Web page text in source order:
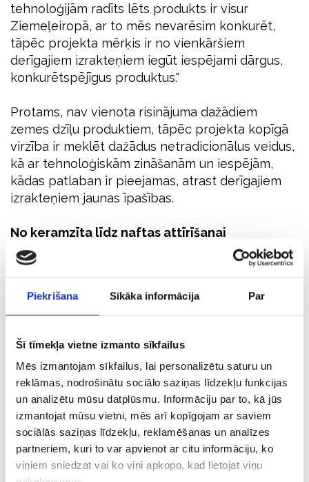
Piekrišana Sīkāka informācija Par
Šī tīmekļa vietne izmanto sīkfailus
Mēs izmantojam sīkfailus, lai personalizētu saturu un
reklāmas, nodrošinātu sociālo saziņas līdzekļu funkcijas
un analizētu mūsu datplūsmu. Informāciju par to, kā jūs
izmantojat mūsu vietni, mēs arī kopīgojam ar saviem
sociālās saziņas līdzekļu, reklamēšanas un analīzes
partneriem, kuri to var apvienot ar citu informāciju, ko
viņiem sniedzat vai ko viņi apkopo, kad lietojat viņu
tehnoloģijām radīts lēts produkts ir visur
Ziemeļeiropā, ar to mēs nevarēsim konkurēt,
tāpēc projekta mērķis ir no vienkāršiem
derīgajiem izrakteņiem iegūt iespējami dārgus,
konkurētspējīgus produktus."
Protams, nav vienota risinājuma dažādiem
zemes dzīļu produktiem, tāpēc projekta kopīgā
virzība ir meklēt dažādus netradicionālus veidus,
kā ar tehnoloģiskām zināšanām un iespējām,
kādas patlaban ir pieejamas, atrast derīgajiem
izrakteņiem jaunas īpašības.
No keramzīta līdz naftas attīrīšanai
Valdis Segliņš atklāj projekta veicēju domu
gājienu. Piemēram, par pētījumu izejas punktu
materiālu, ko ražo no māla un lieto ļoti plaši,
sākot no granulām augiem un beidzot ar tenisa
kortiem vai kā pildvielu betonam, starpstāvu
siltinājumu jaunbūvēs. Lai arī tas ir labs sorbents
(uzsūc dažādas vielas), lēts un noder
siltumizolācijā, zināmas arī tā negatīvās īpašības
– tas ir trausls, tāpēc to grūti transportēt lielos
attālumos, jo tas sabirst. Tāpat tajā lielākoties
nav savienotas poras, tādējādi materiāls mitrumu
gan paņem, bet neatdod. Turklāt ražošanā tas ir
energoietilpīgs (jāpatērē daudz enerģijas).